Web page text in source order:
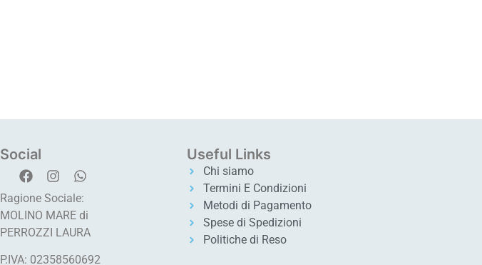
Social
Ragione Sociale:
MOLINO MARE di
PERROZZI LAURA
P.IVA: 02358560692
Useful Links
Chi siamo
Termini E Condizioni
Metodi di Pagamento
Spese di Spedizioni
Politiche di Reso